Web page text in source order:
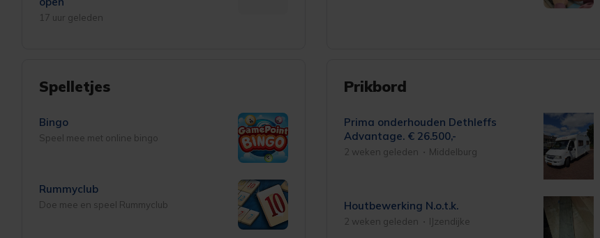
17 uur geleden
Spelletjes
Bingo
Speel mee met online bingo
Rummyclub
Doe mee en speel Rummyclub
Prikbord
Prima onderhouden Dethleffs
Advantage. € 26.500,-
2 weken geleden Middelburg
Houtbewerking N.o.t.k.
2 weken geleden IJzendijke